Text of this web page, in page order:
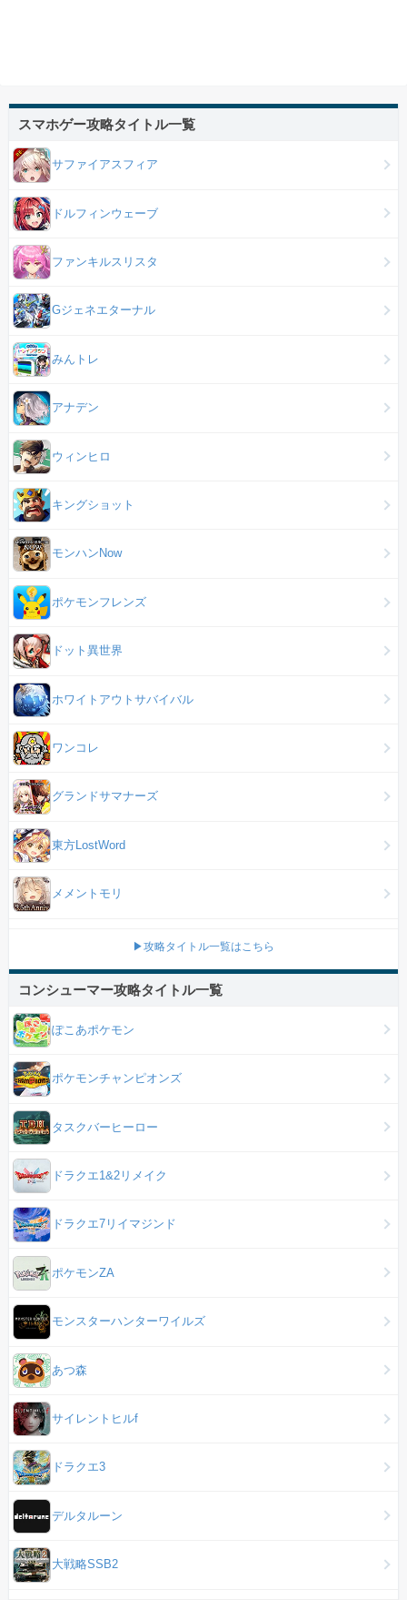
スマホゲー攻略タイトル一覧
サファイアスフィア
ドルフィンウェーブ
ファンキルスリスタ
Gジェネエターナル
みんトレ
アナデン
ウィンヒロ
キングショット
モンハンNow
ポケモンフレンズ
ドット異世界
ホワイトアウトサバイバル
ワンコレ
グランドサマナーズ
東方LostWord
メメントモリ
▶攻略タイトル一覧はこちら
コンシューマー攻略タイトル一覧
ぽこあポケモン
ポケモンチャンピオンズ
タスクバーヒーロー
ドラクエ1&2リメイク
ドラクエ7リイマジンド
ポケモンZA
モンスターハンターワイルズ
あつ森
サイレントヒルf
ドラクエ3
デルタルーン
大戦略SSB2